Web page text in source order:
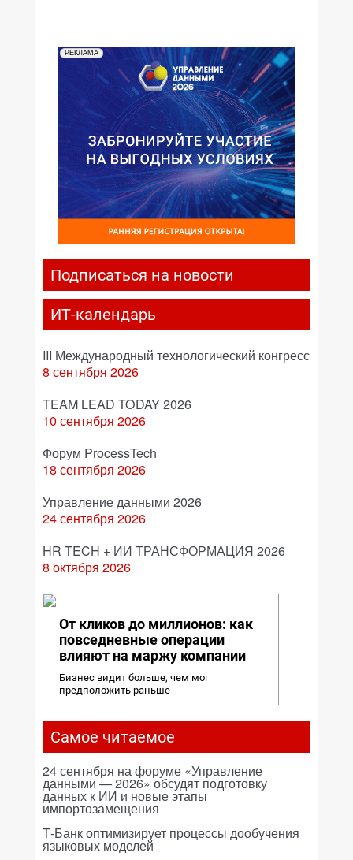
РЕКЛАМА
Подписаться на новости
ИТ-календарь
III Международный технологический конгресс
8 сентября 2026
TEAM LEAD TODAY 2026
10 сентября 2026
Форум ProcessTech
18 сентября 2026
Управление данными 2026
24 сентября 2026
HR TECH + ИИ ТРАНСФОРМАЦИЯ 2026
8 октября 2026
От кликов до миллионов: как
повседневные операции
влияют на маржу компании
Бизнес видит больше, чем мог
предположить раньше
Самое читаемое
24 сентября на форуме «Управление
данными — 2026» обсудят подготовку
данных к ИИ и новые этапы
импортозамещения
Т-Банк оптимизирует процессы дообучения
языковых моделей